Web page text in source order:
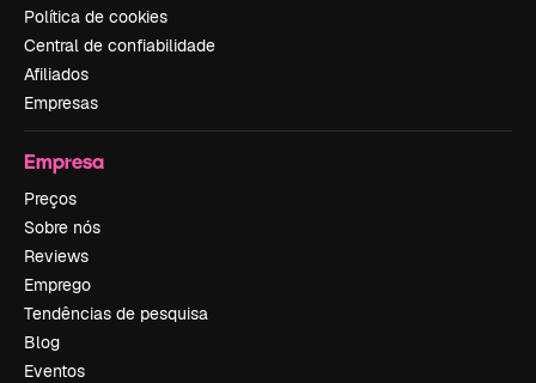
Política de cookies
Central de confiabilidade
Afiliados
Empresas
Empresa
Preços
Sobre nós
Reviews
Emprego
Tendências de pesquisa
Blog
Eventos